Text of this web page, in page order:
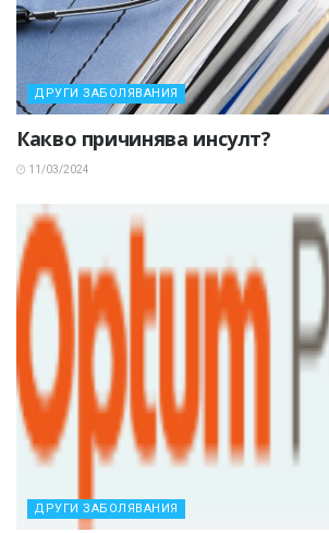
ДРУГИ ЗАБОЛЯВАНИЯ
Какво причинява инсулт?
11/03/2024
ДРУГИ ЗАБОЛЯВАНИЯ